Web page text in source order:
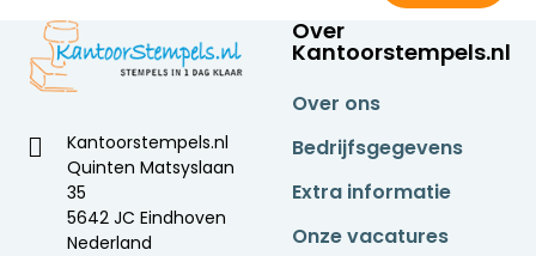
Kantoorstempels.nl
Quinten Matsyslaan
35
5642 JC Eindhoven
Nederland
Over
Kantoorstempels.nl
Over ons
Bedrijfsgegevens
Extra informatie
Onze vacatures